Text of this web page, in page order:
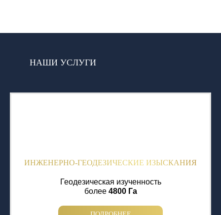
НАШИ УСЛУГИ
ИНЖЕНЕРНО-ГЕОДЕЗИЧЕСКИЕ ИЗЫСКАНИЯ
Геодезическая изученность
более 4800 Га